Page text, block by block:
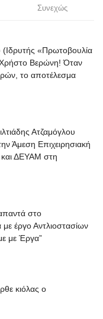
Συνεχώς
(Ιδρυτής «Πρωτοβουλία
Βερώνη! Όταν
το αποτέλεσμα
Ατζαμόγλου
Άμεση Επιχειρησιακή
ΔΕΥΑΜ στη
στο
έργο Αντλιοστασίων
με Έργα”
κιόλας ο